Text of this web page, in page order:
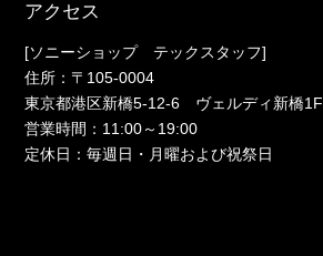
アクセス
[ソニーショップ テックスタッフ]
住所：〒105-0004
東京都港区新橋5-12-6 ヴェルディ新橋1F
営業時間：11:00～19:00
定休日：毎週日・月曜および祝祭日